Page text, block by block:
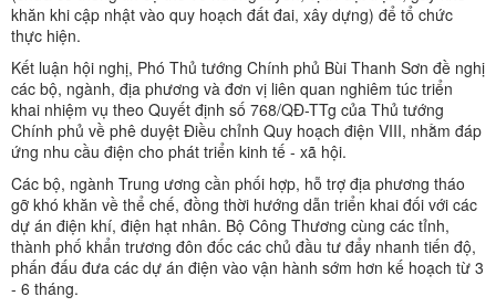
khăn khi cập nhật vào quy hoạch đất đai, xây dựng) để tổ chức
thực hiện.
Kết luận hội nghị, Phó Thủ tướng Chính phủ Bùi Thanh Sơn đề nghị
các bộ, ngành, địa phương và đơn vị liên quan nghiêm túc triển
khai nhiệm vụ theo Quyết định số 768/QĐ-TTg của Thủ tướng
Chính phủ về phê duyệt Điều chỉnh Quy hoạch điện VIII, nhằm đáp
ứng nhu cầu điện cho phát triển kinh tế - xã hội.
Các bộ, ngành Trung ương cần phối hợp, hỗ trợ địa phương tháo
gỡ khó khăn về thể chế, đồng thời hướng dẫn triển khai đối với các
dự án điện khí, điện hạt nhân. Bộ Công Thương cùng các tỉnh,
thành phố khẩn trương đôn đốc các chủ đầu tư đẩy nhanh tiến độ,
phấn đấu đưa các dự án điện vào vận hành sớm hơn kế hoạch từ 3
- 6 tháng.